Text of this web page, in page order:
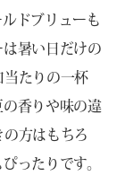
ドブリューも
暑い日だけの
当たりの一杯
香りや味の違
方はもちろ
ったりです。